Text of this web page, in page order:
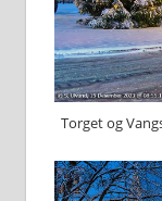
Torget og